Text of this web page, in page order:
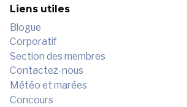
Liens utiles
Blogue
Corporatif
Section des membres
Contactez-nous
Météo et marées
Concours